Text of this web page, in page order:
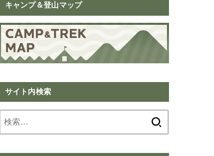
キャンプ＆登山マップ
サイト内検索